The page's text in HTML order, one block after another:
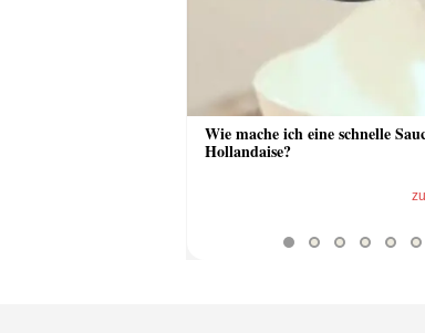
Wie mache ich eine schnelle
Hollandaise?